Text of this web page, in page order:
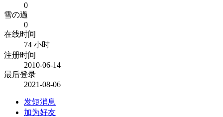
0
雪の過
0
在线时间
74 小时
注册时间
2010-06-14
最后登录
2021-08-06
发短消息
加为好友